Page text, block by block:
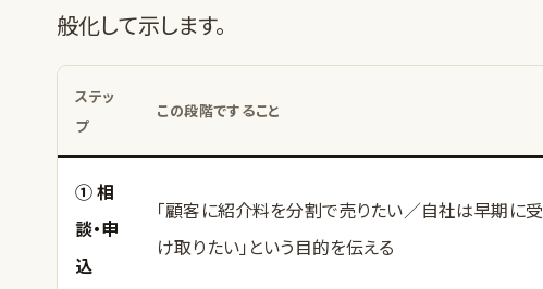
般化して示します。
ステッ
プ
この段階ですること
① 相
談・申
込
「顧客に紹介料を分割で売りたい／自社は早期に受
け取りたい」という目的を伝える